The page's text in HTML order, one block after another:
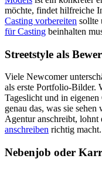
möchte, findet hilfreiche
Casting vorbereiten sollte
für Casting beinhalten
Streetstyle als
Viele Newcomer
als erste Portfolio-Bilder.
Tageslicht und in
genau das, was sie
Agentur anschreibt, lohnt
anschreiben richtig macht.
Nebenjob oder